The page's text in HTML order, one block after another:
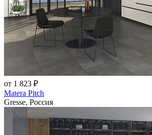
от 1 823 ₽
Matera Pitch
Gresse, Россия